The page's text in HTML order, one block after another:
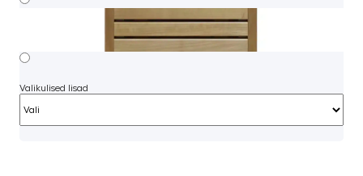
Valikulised lisad